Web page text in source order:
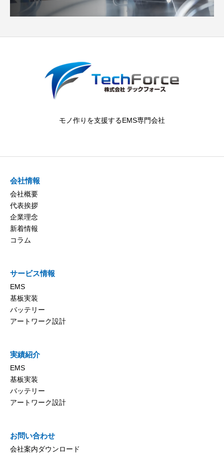
モノ作りを支援するEMS専門会社
会社情報
会社概要
代表挨拶
企業理念
新着情報
コラム
サービス情報
EMS
基板実装
バッテリー
アートワーク設計
実績紹介
EMS
基板実装
バッテリー
アートワーク設計
お問い合わせ
会社案内ダウンロード